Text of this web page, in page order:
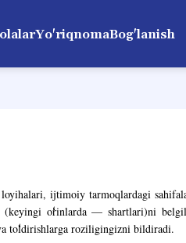
Yo'riqnomaBog'lanish
ijtimoiy tarmoqlardagi
(keyingi orinlarda— shartlari)ni
toldirishlarga roziligingizni bildiradi.